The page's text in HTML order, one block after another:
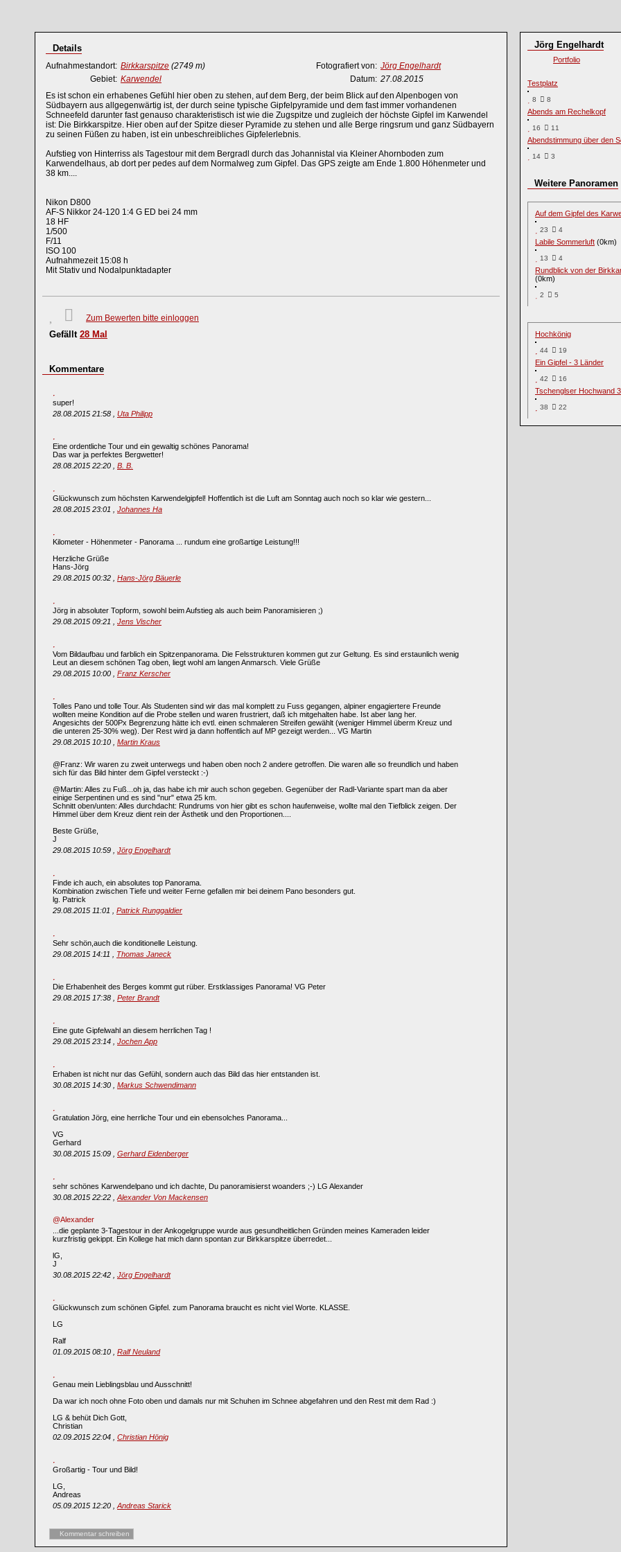
Details
Aufnahmestandort: Birkkarspitze (2749 m) Fotografiert von: Jörg Engelhardt
Gebiet: Karwendel Datum: 27.08.2015
Es ist schon ein erhabenes Gefühl hier oben zu stehen, auf dem Berg, der beim Blick auf den Alpenbogen von
Südbayern aus allgegenwärtig ist, der durch seine typische Gipfelpyramide und dem fast immer vorhandenen
Schneefeld darunter fast genauso charakteristisch ist wie die Zugspitze und zugleich der höchste Gipfel im Karwendel
ist: Die Birkkarspitze. Hier oben auf der Spitze dieser Pyramide zu stehen und alle Berge ringsrum und ganz Südbayern
zu seinen Füßen zu haben, ist ein unbeschreibliches Gipfelerlebnis.
Aufstieg von Hinterriss als Tagestour mit dem Bergradl durch das Johannistal via Kleiner Ahornboden zum
Karwendelhaus, ab dort per pedes auf dem Normalweg zum Gipfel. Das GPS zeigte am Ende 1.800 Höhenmeter und
38 km....
Nikon D800
AF-S Nikkor 24-120 1:4 G ED bei 24 mm
18 HF
1/500
F/11
ISO 100
Aufnahmezeit 15:08 h
Mit Stativ und Nodalpunktadapter
Zum Bewerten bitte einloggen
Gefällt 28 Mal
Kommentare
super!
28.08.2015 21:58 , Uta Philipp
Eine ordentliche Tour und ein gewaltig schönes Panorama!
Das war ja perfektes Bergwetter!
28.08.2015 22:20 , B. B.
Glückwunsch zum höchsten Karwendelgipfel! Hoffentlich ist die Luft am Sonntag auch noch so klar wie gestern...
28.08.2015 23:01 , Johannes Ha
Kilometer - Höhenmeter - Panorama ... rundum eine großartige Leistung!!!
Herzliche Grüße
Hans-Jörg
29.08.2015 00:32 , Hans-Jörg Bäuerle
Jörg in absoluter Topform, sowohl beim Aufstieg als auch beim Panoramisieren ;)
29.08.2015 09:21 , Jens Vischer
Vom Bildaufbau und farblich ein Spitzenpanorama. Die Felsstrukturen kommen gut zur Geltung. Es sind erstaunlich wenig
Leut an diesem schönen Tag oben, liegt wohl am langen Anmarsch. Viele Grüße
29.08.2015 10:00 , Franz Kerscher
Tolles Pano und tolle Tour. Als Studenten sind wir das mal komplett zu Fuss gegangen, alpiner engagiertere Freunde
wollten meine Kondition auf die Probe stellen und waren frustriert, daß ich mitgehalten habe. Ist aber lang her.
Angesichts der 500Px Begrenzung hätte ich evtl. einen schmaleren Streifen gewählt (weniger Himmel überm Kreuz und
die unteren 25-30% weg). Der Rest wird ja dann hoffentlich auf MP gezeigt werden... VG Martin
29.08.2015 10:10 , Martin Kraus
@Franz: Wir waren zu zweit unterwegs und haben oben noch 2 andere getroffen. Die waren alle so freundlich und haben
sich für das Bild hinter dem Gipfel versteckt :-)
@Martin: Alles zu Fuß...oh ja, das habe ich mir auch schon gegeben. Gegenüber der Radl-Variante spart man da aber
einige Serpentinen und es sind "nur" etwa 25 km.
Schnitt oben/unten: Alles durchdacht: Rundrums von hier gibt es schon haufenweise, wollte mal den Tiefblick zeigen. Der
Himmel über dem Kreuz dient rein der Ästhetik und den Proportionen....
Beste Grüße,
J
29.08.2015 10:59 , Jörg Engelhardt
Finde ich auch, ein absolutes top Panorama.
Kombination zwischen Tiefe und weiter Ferne gefallen mir bei deinem Pano besonders gut.
lg. Patrick
29.08.2015 11:01 , Patrick Runggaldier
Sehr schön,auch die konditionelle Leistung.
29.08.2015 14:11 , Thomas Janeck
Die Erhabenheit des Berges kommt gut rüber. Erstklassiges Panorama! VG Peter
29.08.2015 17:38 , Peter Brandt
Eine gute Gipfelwahl an diesem herrlichen Tag !
29.08.2015 23:14 , Jochen App
Erhaben ist nicht nur das Gefühl, sondern auch das Bild das hier entstanden ist.
30.08.2015 14:30 , Markus Schwendimann
Gratulation Jörg, eine herrliche Tour und ein ebensolches Panorama...
VG
Gerhard
30.08.2015 15:09 , Gerhard Eidenberger
sehr schönes Karwendelpano und ich dachte, Du panoramisierst woanders ;-) LG Alexander
30.08.2015 22:22 , Alexander Von Mackensen
@Alexander
...die geplante 3-Tagestour in der Ankogelgruppe wurde aus gesundheitlichen Gründen meines Kameraden leider
kurzfristig gekippt. Ein Kollege hat mich dann spontan zur Birkkarspitze überredet...
lG,
J
30.08.2015 22:42 , Jörg Engelhardt
Glückwunsch zum schönen Gipfel. zum Panorama braucht es nicht viel Worte. KLASSE.
LG
Ralf
01.09.2015 08:10 , Ralf Neuland
Genau mein Lieblingsblau und Ausschnitt!
Da war ich noch ohne Foto oben und damals nur mit Schuhen im Schnee abgefahren und den Rest mit dem Rad :)
LG & behüt Dich Gott,
Christian
02.09.2015 22:04 , Christian Hönig
Großartig - Tour und Bild!
LG,
Andreas
05.09.2015 12:20 , Andreas Starick
Kommentar schreiben
Jörg Engelhardt
Portfolio
Testplatz
8 8
Abends am Rechelkopf
16 11
Abendstimmung über den
14 3
Weitere Panoramen
Auf dem Gipfel des
23 4
Labile Sommerluft (0km)
13 4
Rundblick von der
(0km)
2 5
Hochkönig
44 19
Ein Gipfel - 3 Länder
42 16
Tschenglser Hochwand
38 22